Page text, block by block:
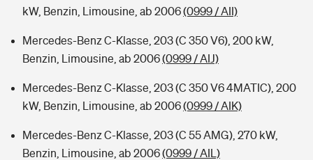
kW, Benzin, Limousine, ab 2006(0999 / AII)
Mercedes-Benz C-Klasse, 203 (C 350 V6), 200 kW,
Benzin, Limousine, ab 2006(0999 / AIJ)
Mercedes-Benz C-Klasse, 203 (C 350 V6 4MATIC), 200
kW, Benzin, Limousine, ab 2006(0999 / AIK)
Mercedes-Benz C-Klasse, 203 (C 55 AMG), 270 kW,
Benzin, Limousine, ab 2006(0999 / AIL)